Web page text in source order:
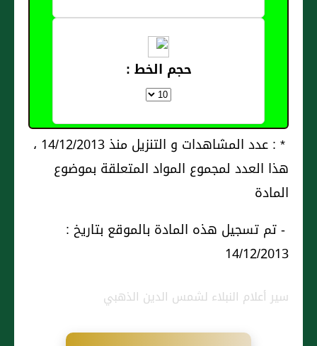
حجم الخط :
* : عدد المشاهدات و التنزيل منذ 14/12/2013 ،
هذا العدد لمجموع المواد المتعلقة بموضوع
المادة
- تم تسجيل هذه المادة بالموقع بتاريخ :
14/12/2013
سير أعلام النبلاء لشمس الدين الذهبي